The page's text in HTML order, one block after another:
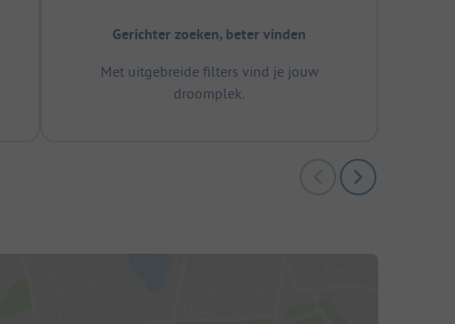
Gerichter zoeken, beter vinden
Met uitgebreide filters vind je jouw
droomplek.